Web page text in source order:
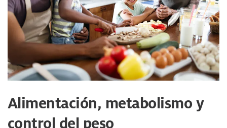
Alimentación, metabolismo y
control del peso